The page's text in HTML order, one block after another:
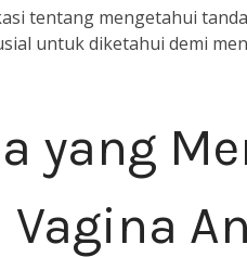
tentang mengetahui
untuk diketahui demi
yang
Vagina